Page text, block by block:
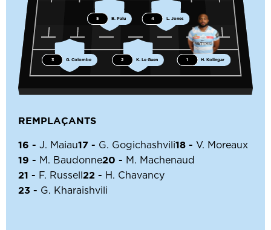
1 H. Kolingar
2 K. Le Guen
3 G. Colombe
4 L. Jones
5 B. Palu
REMPLAÇANTS
16 - J. Maiau17 - G. Gogichashvili18 - V. Moreaux
19 - M. Baudonne20 - M. Machenaud
21 - F. Russell 22 - H. Chavancy
23 - G. Kharaishvili